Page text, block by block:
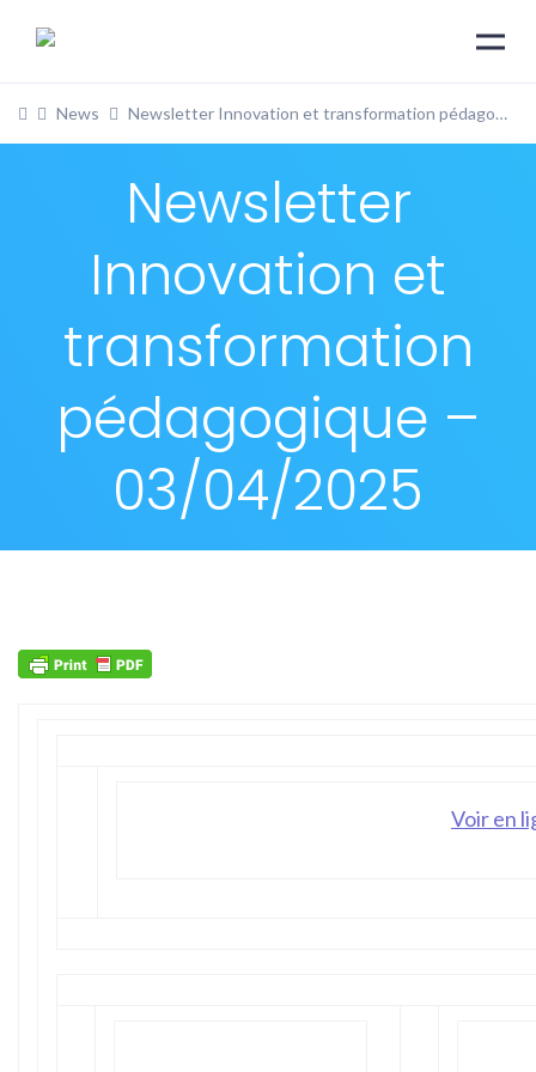
News Newsletter Innovation et transformation pédagogique – 03/04/2025
Newsletter
Innovation et
transformation
pédagogique –
03/04/2025
Voir en